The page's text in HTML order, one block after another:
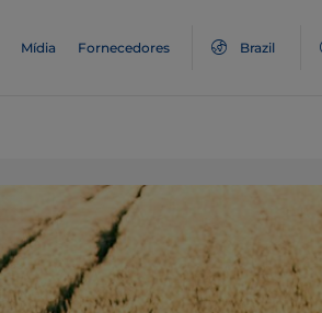
Mídia Fornecedores Brazil